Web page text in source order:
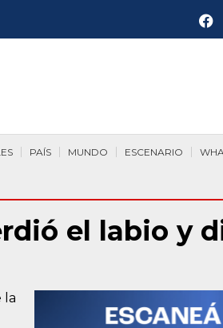
ESCENARIO
MUNDO
PAÍS
el labio y
la